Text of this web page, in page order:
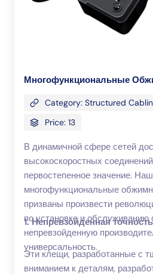
Многофункциональные
Category: Structured
Price: 13
В динамичной сфере сетей
высокоскоростных
первостепенное значение.
многофункциональные
призваны произвести
по установке и обслуживанию
непревзойденную
универсальность.
1. Непревзойденная
Эти клещи, разработанные с
вниманием к деталям,